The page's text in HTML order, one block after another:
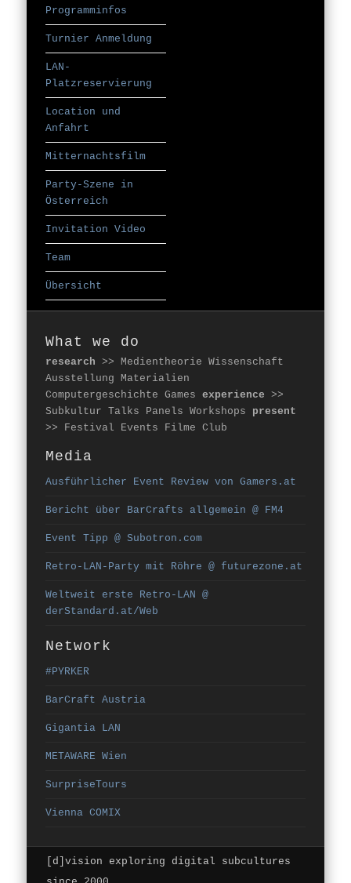
Programminfos
Turnier Anmeldung
LAN-
Platzreservierung
Location und
Anfahrt
Mitternachtsfilm
Party-Szene in
Österreich
Invitation Video
Team
Übersicht
What we do
research >> Medientheorie Wissenschaft
Ausstellung Materialien
Computergeschichte Gamesexperience >>
Subkultur Talks Panels Workshops present
>> Festival Events Filme Club
Media
Ausführlicher Event Review von Gamers.at
Bericht über BarCrafts allgemein @ FM4
Event Tipp @ Subotron.com
Retro-LAN-Party mit Röhre @ futurezone.at
Weltweit erste Retro-LAN @
derStandard.at/Web
Network
#PYRKER
BarCraft Austria
Gigantia LAN
METAWARE Wien
SurpriseTours
Vienna COMIX
[d]vision exploring digital subcultures